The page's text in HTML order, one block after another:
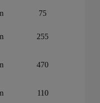
75
255
470
110